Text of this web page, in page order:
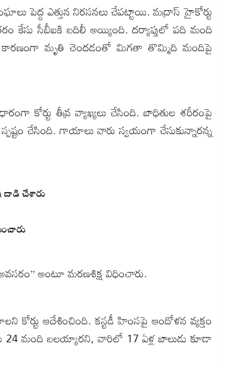
పెద్ద ఎత్తున నిరసనలు చేపట్టాయి. మద్రాస్‌ హైకోర్టు
కేసు సీబీఐకి బదిలీ అయ్యింది. దర్యాప్తులో పది మంది
కారణంగా మృతి చెందడంతో మిగతా తొమ్మిది మందిపై
కోర్టు తీవ్ర వ్యాఖ్యలు చేసింది. బాధితుల శరీరంపై
చేసింది. గాయాలు వారు స్వయంగా చేసుకున్నారన్న
దాడి చేశారు
అంటూ మరణశిక్ష విధించారు.
కోర్టు ఆదేశించింది. కస్టడీ హింసపై ఆందోళన వ్యక్తం
24 మంది బలయ్యారని, వారిలో 17 ఏళ్ల బాలుడు కూడా